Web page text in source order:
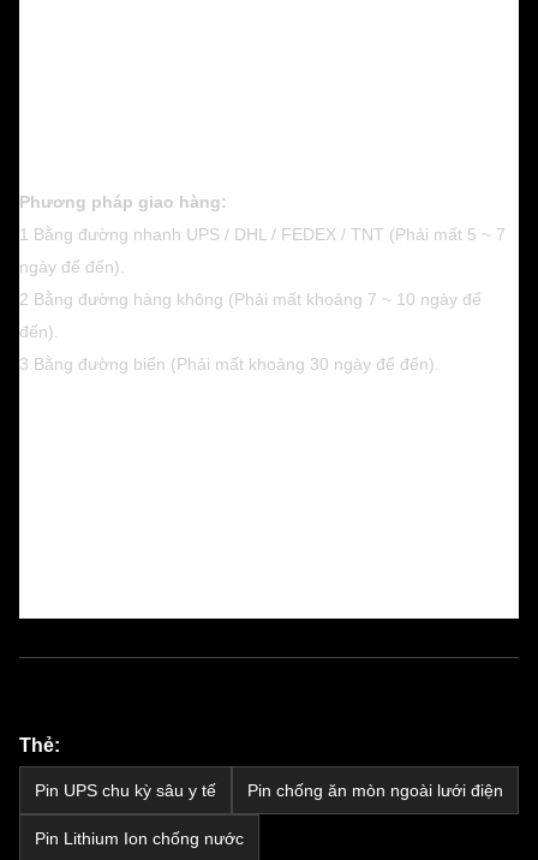
Phương pháp giao hàng:
1 Bằng đường nhanh UPS / DHL / FEDEX / TNT (Phải mất 5 ~ 7
ngày để đến).
2 Bằng đường hàng không (Phải mất khoảng 7 ~ 10 ngày để
đến).
3 Bằng đường biển (Phải mất khoảng 30 ngày để đến).
Thẻ:
Pin UPS chu kỳ sâu y tế Pin chống ăn mòn ngoài lưới điện
Pin Lithium Ion chống nước